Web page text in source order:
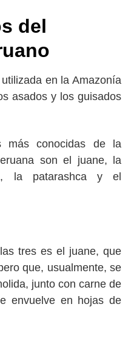
del
en la Amazonía
asados y los guisados
más conocidas de la
son el juane, la
la patarashca y el
tres es el juane, que
que, usualmente, se
junto con carne de
envuelve en hojas de